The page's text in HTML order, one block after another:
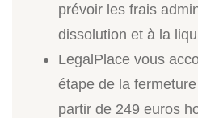
prévoir les frais
dissolution et à la
LegalPlace vous
étape de la
partir de 249 euros